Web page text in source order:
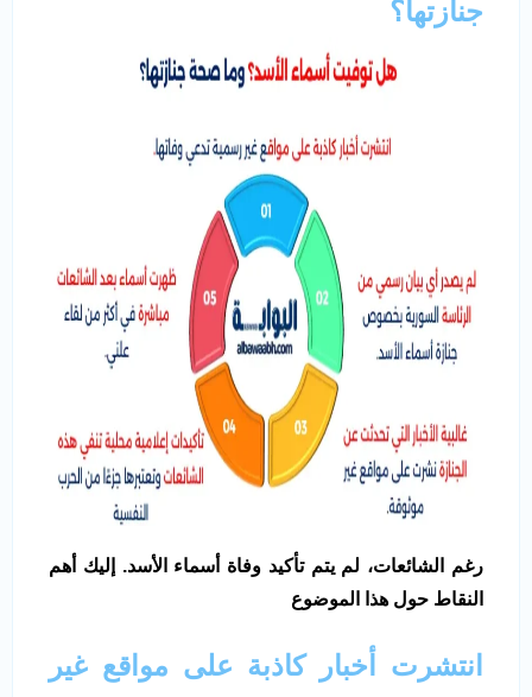
جنازتها؟
رغم الشائعات، لم يتم تأكيد وفاة أسماء الأسد. إليك أهم
النقاط حول هذا الموضوع
انتشرت أخبار كاذبة على مواقع غير